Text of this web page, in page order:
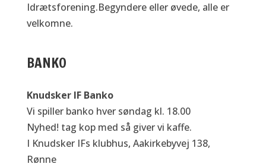
Idrætsforening.Begyndere eller øvede, alle er
velkomne.
BANKO
Knudsker IF Banko
Vi spiller banko hver søndag kl. 18.00
Nyhed! tag kop med så giver vi kaffe.
I Knudsker IFs klubhus, Aakirkebyvej 138,
Rønne